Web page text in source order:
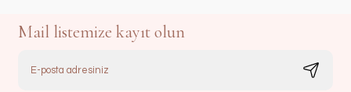
Mail listemize kayıt olun